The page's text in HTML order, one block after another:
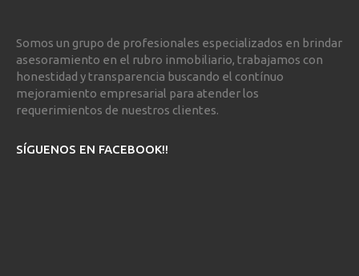
Somos un grupo de profesionales especializados en brindar
asesoramiento en el rubro inmobiliario, trabajamos con
honestidad y transparencia buscando el contínuo
mejoramiento empresarial para atender los
requerimientos de nuestros clientes.
SÍGUENOS EN FACEBOOK!!